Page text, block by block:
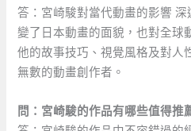
答：宮崎駿對當代動畫的影響
變了日本動畫的面貌，也對全球
他的故事技巧、視覺風格及對人
無數的動畫創作者。
問：宮崎駿的作品有哪些值得推